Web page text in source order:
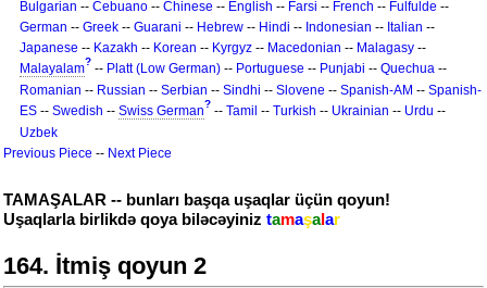
Bulgarian -- Cebuano -- Chinese -- English -- Farsi -- French -- Fulfulde --
German -- Greek -- Guarani -- Hebrew -- Hindi -- Indonesian -- Italian --
Japanese -- Kazakh -- Korean -- Kyrgyz -- Macedonian -- Malagasy --
Malayalam? -- Platt (Low German) -- Portuguese -- Punjabi -- Quechua --
Romanian -- Russian -- Serbian -- Sindhi -- Slovene -- Spanish-AM -- Spanish-
ES -- Swedish -- Swiss German? -- Tamil -- Turkish -- Ukrainian -- Urdu --
Uzbek
Previous Piece -- Next Piece
TAMAŞALAR -- bunları başqa uşaqlar üçün qoyun!
Uşaqlarla birlikdə qoya biləcəyiniz tamaşalar
164. İtmiş qoyun 2